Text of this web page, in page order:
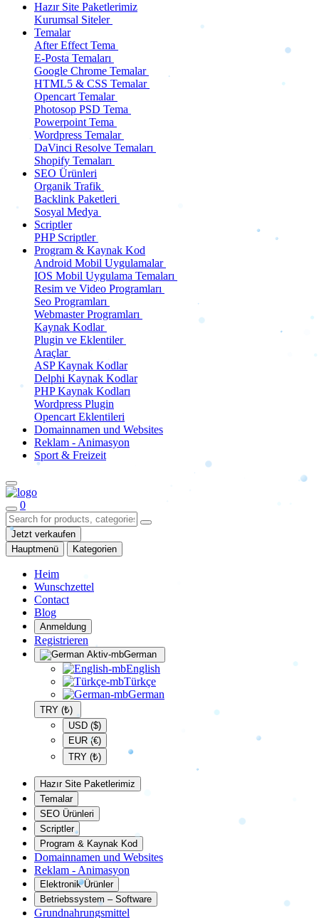
Hazır Site Paketlerimiz
Kurumsal Siteler
Temalar
After Effect Tema
E-Posta Temaları
Google Chrome Temalar
HTML5 & CSS Temalar
Opencart Temalar
Photosop PSD Tema
Powerpoint Tema
Wordpress Temalar
DaVinci Resolve Temaları
Shopify Temaları
SEO Ürünleri
Organik Trafik
Backlink Paketleri
Sosyal Medya
Scriptler
PHP Scriptler
Program & Kaynak Kod
Android Mobil Uygulamalar
IOS Mobil Uygulama Temaları
Resim ve Video Programları
Seo Programları
Webmaster Programları
Kaynak Kodlar
Plugin ve Eklentiler
Araçlar
ASP Kaynak Kodlar
Delphi Kaynak Kodlar
PHP Kaynak Kodları
Wordpress Plugin
Opencart Eklentileri
Domainnamen und Websites
Reklam - Animasyon
Sport & Freizeit
0
Jetzt verkaufen
Hauptmenü
Kategorien
Heim
Wunschzettel
Contact
Blog
Anmeldung
Registrieren
German
English
Türkçe
German
TRY (₺)
USD ($)
EUR (€)
TRY (₺)
Hazır Site Paketlerimiz
Temalar
SEO Ürünleri
Scriptler
Program & Kaynak Kod
Domainnamen und Websites
Reklam - Animasyon
Elektronik Ürünler
Betriebssystem – Software
Grundnahrungsmittel